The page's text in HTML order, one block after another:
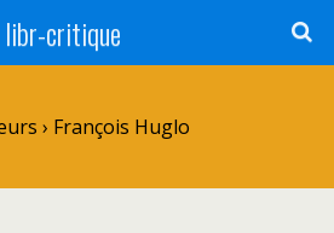
libr-critique
› François Huglo